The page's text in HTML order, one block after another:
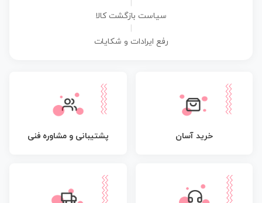
سیاست بازگشت کالا
رفع ایرادات و شکایات
خرید آسان پشتیبانی و مشاوره فنی